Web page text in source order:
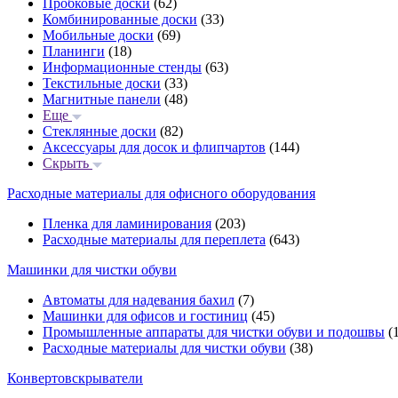
Пробковые доски (62)
Комбинированные доски (33)
Мобильные доски (69)
Планинги (18)
Информационные стенды (63)
Текстильные доски (33)
Магнитные панели (48)
Еще
Стеклянные доски (82)
Аксессуары для досок и флипчартов (144)
Скрыть
Расходные материалы для офисного оборудования
Пленка для ламинирования (203)
Расходные материалы для переплета (643)
Машинки для чистки обуви
Автоматы для надевания бахил (7)
Машинки для офисов и гостиниц (45)
Промышленные аппараты для чистки обуви и подошвы
Расходные материалы для чистки обуви (38)
Конвертовскрыватели